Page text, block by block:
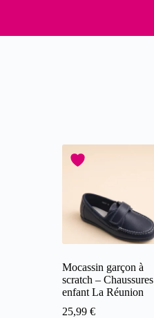
Mocassin garçon à
scratch – Chaussures
enfant La Réunion
25,99 €